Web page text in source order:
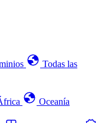
Todas las
Oceanía